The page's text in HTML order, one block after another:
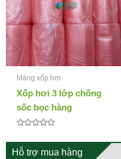
Hỗ trợ mua hàng
Màng xốp hơi
Xốp hơi 3 lớp chống
sốc bọc hàng
xếp
hạng
0